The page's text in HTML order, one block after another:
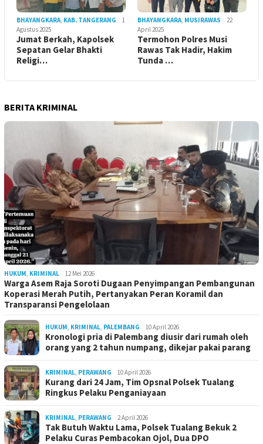
BHAYANGKARA, KAB. TANGERANG
1
Agustus 2025
Jumat Berkah, Kapolsek
Sepatan Gelar Bhakti
Religi…
BHAYANGKARA, MUSIRAWAS
22
April 2025
Termohon Polres Musi
Rawas Tak Hadir, Hakim
Tunda …
BERITA KRIMINAL
HUKUM, KRIMINAL 12 Mei 2026
Warga Asem Raja Soroti Dugaan Penyimpangan Pembangunan
Koperasi Merah Putih, Pertanyakan Peran Koramil dan
Transparansi Pengelolaan
HUKUM, KRIMINAL, PALEMBANG 10 April 2026
Kronologi pria di Palembang diusir dari rumah oleh
orang yang 2 tahun numpang, dikejar pakai parang
KRIMINAL, PERAWANG 10 April 2026
Kurang dari 24 Jam, Tim Opsnal Polsek Tualang
Ringkus Pelaku Penganiayaan
KRIMINAL, PERAWANG 2 April 2026
Tak Butuh Waktu Lama, Polsek Tualang Bekuk 2
Pelaku Curas Pembacokan Ojol, Dua DPO